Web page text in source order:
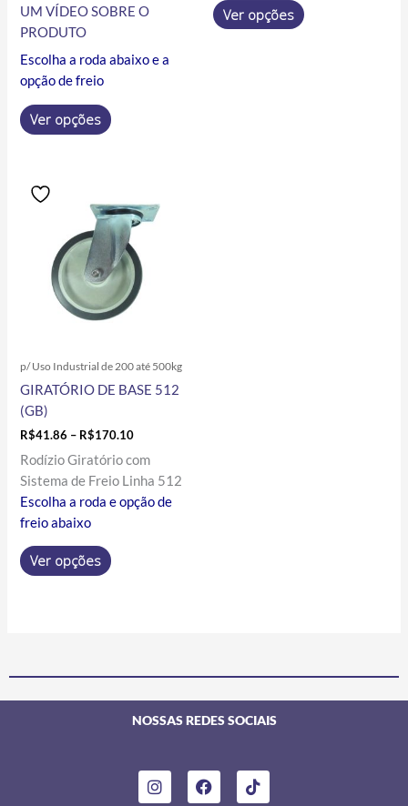
UM VÍDEO SOBRE O
PRODUTO
Escolha a roda abaixo e a
opção de freio
Ver opções
Ver opções
p/ Uso Industrial de 200 até 500kg
GIRATÓRIO DE BASE 512
(GB)
R$41.86 – R$170.10
R$41.86
through
Rodízio Giratório com
Sistema de Freio Linha 512
Escolha a roda e opção de
freio abaixo
Ver opções
produto
tem
várias
variantes.
As
opções
escolhidas
na
do
produto
NOSSAS REDES SOCIAIS
I
n
F
a
T
i